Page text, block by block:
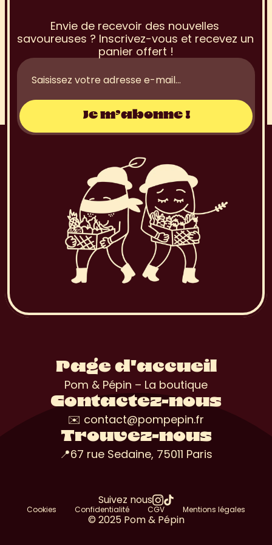
la Newslette
Envie de recevoir des nouvelles
savoureuses ? Inscrivez-vous et recevez un
panier offert !
Page d'accueil
Pom & Pépin – La boutique
Contactez-nous
✉️ contact@pompepin.fr
Trouvez-nous
📍67 rue Sedaine, 75011 Paris
Suivez nous
Cookies Confidentialité CGV Mentions légales
© 2025 Pom & Pépin